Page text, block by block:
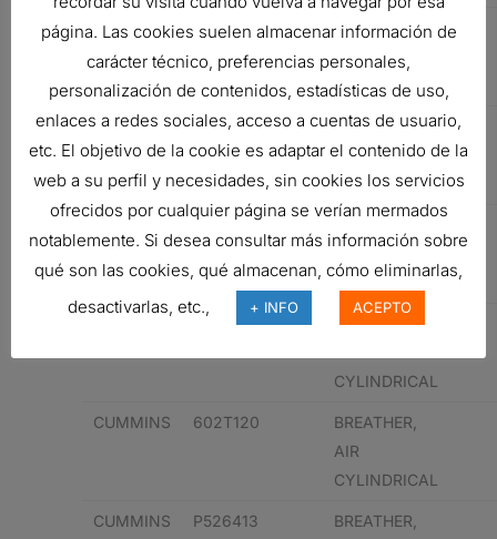
CUMMINS CU123716
BREATHER,
AIR
CYLINDRICAL
CUMMINS CU123716
BREATHER,
AIR
CYLINDRICAL
AIR
CYLINDRICAL
602T120
BREATHER,
CYLINDRICAL
CUMMINS 602T120
BREATHER,
AIR
CYLINDRICAL
CUMMINS P526413
BREATHER,
página. Las cookies suelen almacenar información de
carácter técnico, preferencias personales,
personalización de contenidos, estadísticas de uso,
enlaces a redes sociales, acceso a cuentas de usuario,
etc. El objetivo de la cookie es adaptar el contenido de la
web a su perfil y necesidades, sin cookies los servicios
ofrecidos por cualquier página se verían mermados
notablemente. Si desea consultar más información sobre
qué son las cookies, qué almacenan, cómo eliminarlas,
desactivarlas, etc.,
+ INFO ACEPTO